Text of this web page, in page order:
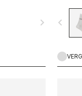
navigate_next navigate_before